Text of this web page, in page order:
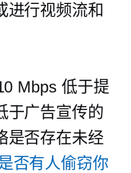
进行视频流和
Mbps 低于提
于广告宣传的
是否存在未经
否有人偷窃你